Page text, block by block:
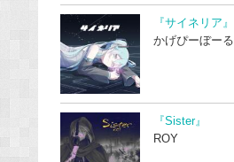
『サイネリア』
かげぴーぼーる
『Sister』
ROY